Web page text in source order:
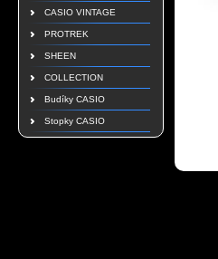
CASIO VINTAGE
PROTREK
SHEEN
COLLECTION
Budíky CASIO
Stopky CASIO